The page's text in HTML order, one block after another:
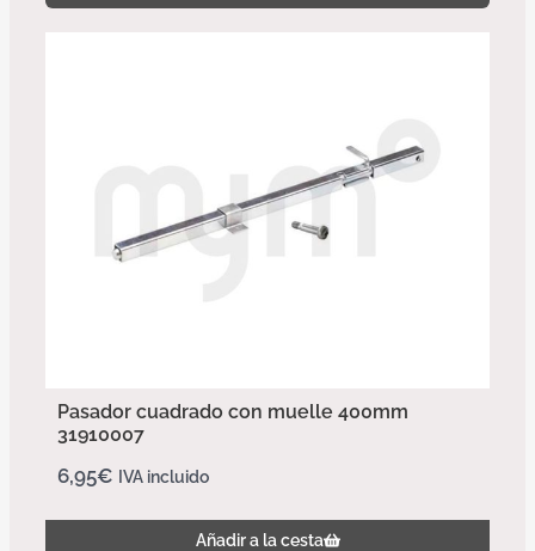
Pasador cuadrado con muelle 400mm
31910007
6,95€ IVA incluido
Añadir a la cesta